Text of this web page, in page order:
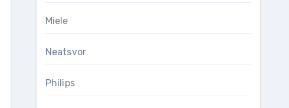
Miele
Neatsvor
Philips